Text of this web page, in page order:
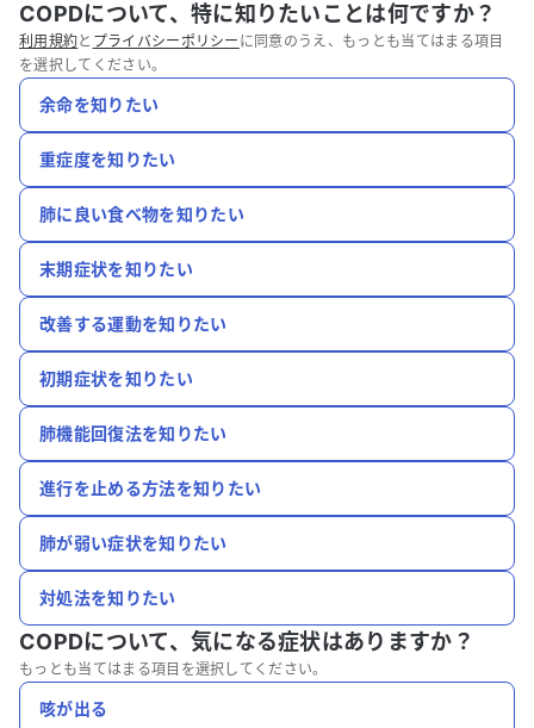
COPDについて、特に知りたいことは何ですか？
利用規約と プライバシーポリシー に同意のうえ、もっとも当てはまる項目
を選択してください。
余命を知りたい
重症度を知りたい
肺に良い食べ物を知りたい
末期症状を知りたい
改善する運動を知りたい
初期症状を知りたい
肺機能回復法を知りたい
進行を止める方法を知りたい
肺が弱い症状を知りたい
対処法を知りたい
COPDについて、 気になる症状はありますか？
もっとも当てはまる項目を選択してください。
咳が出る